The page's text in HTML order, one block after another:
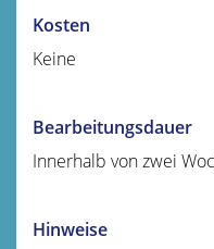
Kosten
Keine
Bearbeitungsdauer
Innerhalb von zwei
Hinweise